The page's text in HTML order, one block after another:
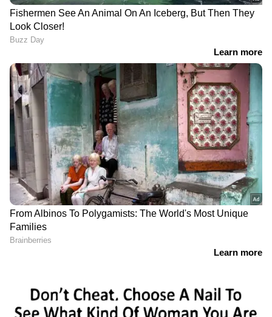
അന്വേഷണത്തിന് പുതിയ സമിതി
വേണമെന്ന് ഹര്‍ജി
RECOMMENDED STORIES